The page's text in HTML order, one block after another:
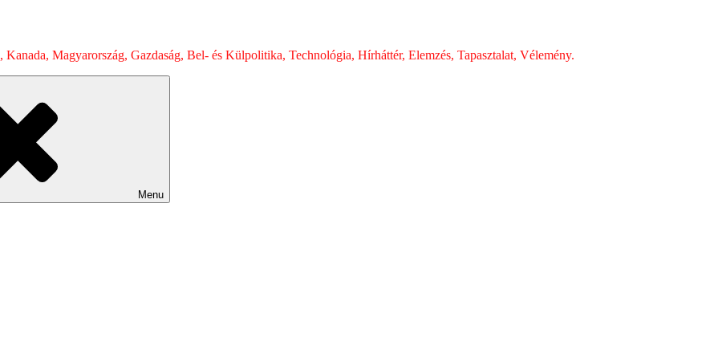
Magyarország, Gazdaság, Bel- és Külpolitika, Technológia, Hírháttér, Elemzés, Tapasztalat, Vélemény.
Menu